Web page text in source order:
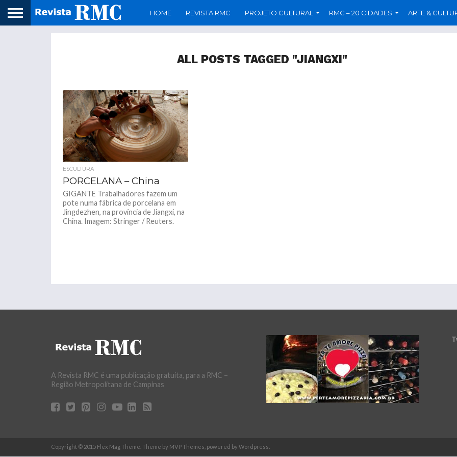
HOME REVISTA RMC PROJETO CULTURAL RMC – 20 CIDADES ARTE &
ALL POSTS TAGGED "JIANGXI"
3.1K
ESCULTURA
PORCELANA – China
GIGANTE Trabalhadores fazem um
pote numa fábrica de porcelana em
Jingdezhen, na província de Jiangxi, na
China. Imagem: Stringer / Reuters.
A Revista RMC é uma publicação gratuita, para a RMC –
Região Metropolitana de Campinas
Copyright © 2015 Flex Mag Theme. Theme by MVP Themes, powered by Wordpress.